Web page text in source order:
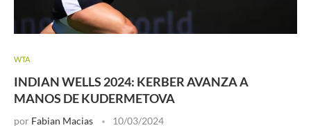
WTA
INDIAN WELLS 2024: KERBER AVANZA A
MANOS DE KUDERMETOVA
por Fabian Macias 10/03/2024